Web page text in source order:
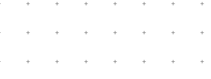
XV
Escape
Grenzen
Record Labels
Software
Stipendien